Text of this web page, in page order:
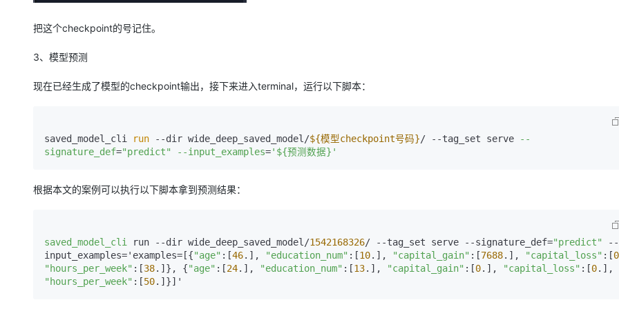
把这个checkpoint的号记住。
3、模型预测
现在已经生成了模型的checkpoint输出，接下来进入terminal，运行以下脚本：
saved_model_cli run --dir wide_deep_saved_model/${模型checkpoint号码}/ --tag_set serve
--
signature_def="predict" --input_examples='${预测数据}'
根据本文的案例可以执行以下脚本拿到预测结果：
saved_model_cli run --dir wide_deep_saved_model/1542168326/ --tag_set serve --signature_def="predict"
--
input_examples='examples=[{"age" :[46.], "education_num" :[10.], "capital_gain" :[7688.], "capital_loss" :[0
"hours_per_week" :[38.]}, {"age" :[24.], "education_num" :[13.], "capital_gain" :[0.], "capital_loss" :[0
"hours_per_week" :[50.]}]'